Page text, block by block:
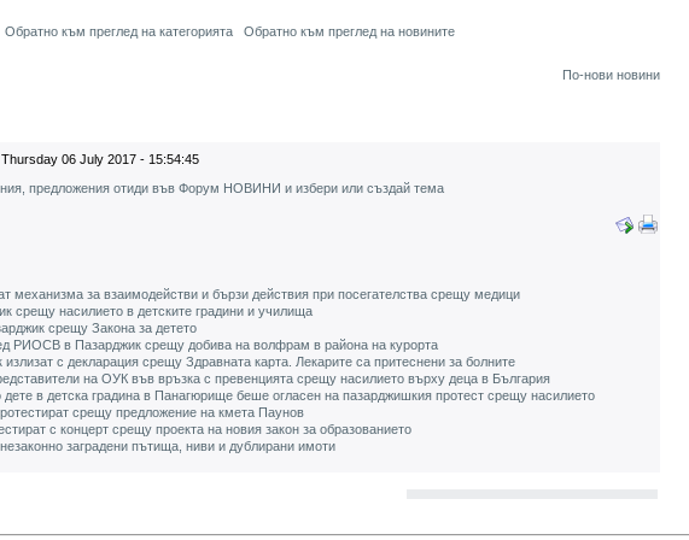
Обратно към преглед на категорията Обратно към преглед на новините
По-нови новини
06 July 2017 - 15:54:45
предложения отиди във Форум НОВИНИ и избери или създай тема
механизма за взаимодействи и бързи действия при посегателства срещу медици
срещу насилието в детските градини и училища
срещу Закона за детето
РИОСВ в Пазарджик срещу добива на волфрам в района на курорта
с декларация срещу Здравната карта. Лекарите са притеснени за болните
на ОУК във връзка с превенцията срещу насилието върху деца в България
в детска градина в Панагюрище беше огласен на пазарджишкия протест срещу насилието
срещу предложение на кмета Паунов
с концерт срещу проекта на новия закон за образованието
заградени пътища, ниви и дублирани имоти